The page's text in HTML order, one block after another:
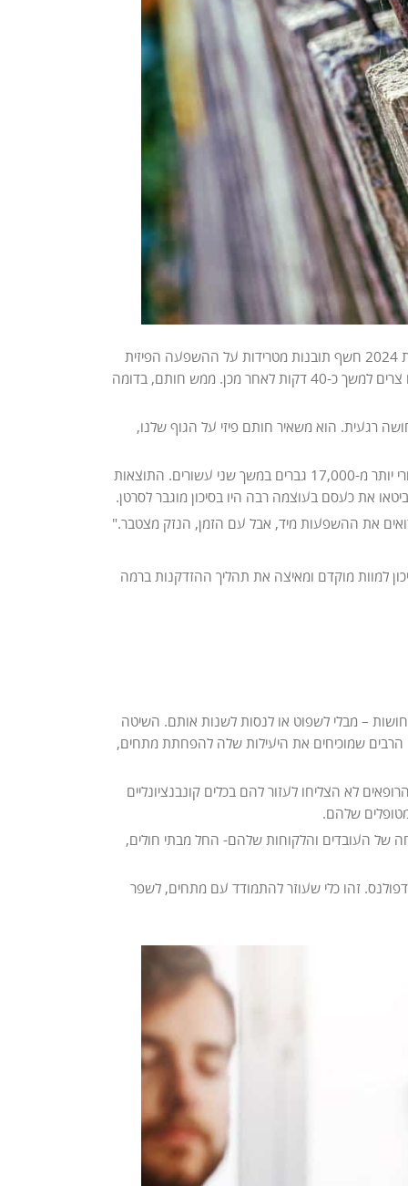
פורץ דרך משנת 2024 חשף תובנות מטרידות על ההשפעה הפיזית
של הכעס על גופנו. החוקרים גילו שכאשר אנחנו כועסים, כלי הדם שלנו מתכווצים ונשארים צרים למשך כ-40 דקות לאחר מכן. ממש חותם, בדומה
רגעית. הוא משאיר חותם פיזי על הגוף שלנו,
(2), שנערך ב-2021 באוניברסיטת הרווארד, עקב אחרי יותר מ-17,000 גברים במשך שני עשורים. התוצאות
את כעסם בעוצמה רבה היו בסיכון מוגבר לסרטן.
רואים את ההשפעות מיד, אבל עם הזמן, הנזק מצטבר."
למוות מוקדם ומאיצה את תהליך ההזדקנות ברמה
– מבלי לשפוט או לנסות לשנות אותם. השיטה
הרבים שמוכיחים את היעילות שלה להפחתת מתחים,
למטופלים שהרופאים לא הצליחו לעזור להם בכלים קונבנציונליים
שלהם.
של העובדים והלקוחות שלהם- החל מבתי חולים,
זהו כלי שעוזר להתמודד עם מתחים, לשפר